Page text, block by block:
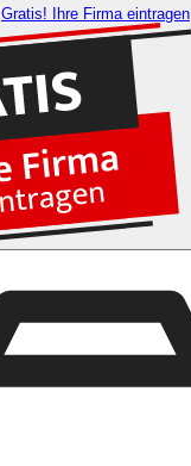
Gratis! Ihre Firma eintragen